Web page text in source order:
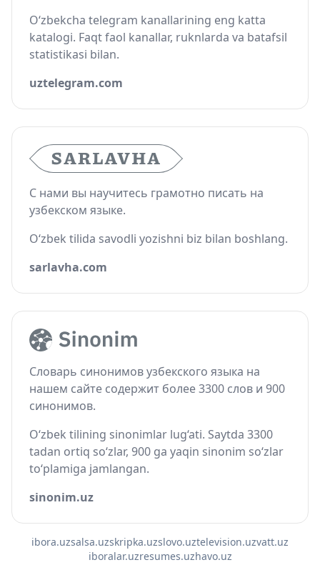
O‘zbekcha telegram kanallarining eng katta
katalogi. Faqt faol kanallar, ruknlarda va batafsil
statistikasi bilan.
uztelegram.com
С нами вы научитесь грамотно писать на
узбекском языке.
O‘zbek tilida savodli yozishni biz bilan boshlang.
sarlavha.com
Словарь синонимов узбекского языка на
нашем сайте содержит более 3300 слов и 900
синонимов.
O‘zbek tilining sinonimlar lug‘ati. Saytda 3300
tadan ortiq so‘zlar, 900 ga yaqin sinonim so‘zlar
to‘plamiga jamlangan.
sinonim.uz
ibora.uzsalsa.uzskripka.uzslovo.uztelevision.uzvatt.uz
iboralar.uzresumes.uzhavo.uz